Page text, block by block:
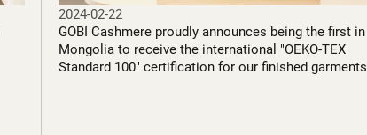
2024-02-22
GOBI Cashmere proudly announces being the first in
Mongolia to receive the international "OEKO-TEX
Standard 100" certification for our finished garments